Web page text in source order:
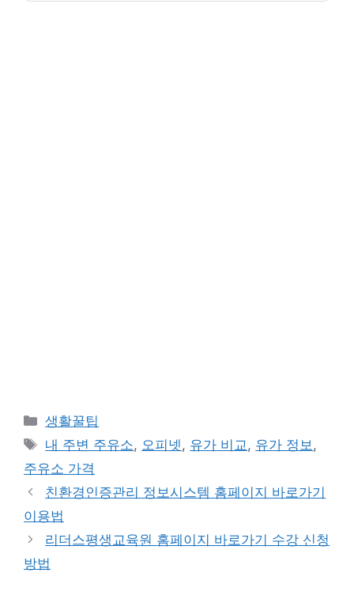
카
테
고
리
생활꿀팁
태
그
내 주변 주유소, 오피넷 , 유가 비교 , 유가 정보 ,
주유소 가격
친환경인증관리 정보시스템 홈페이지 바로가기
이용법
리더스평생교육원 홈페이지 바로가기 수강 신청
방법